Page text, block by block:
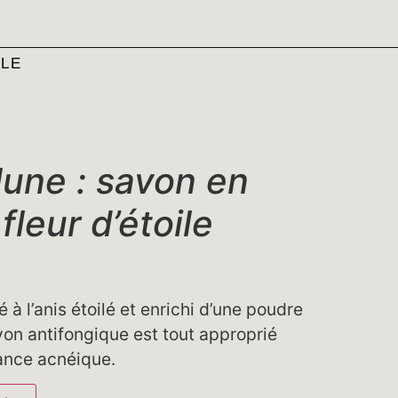
: savon en
d’étoile
l’anis étoilé et enrichi d’une poudre
antifongique est tout approprié
acnéique.